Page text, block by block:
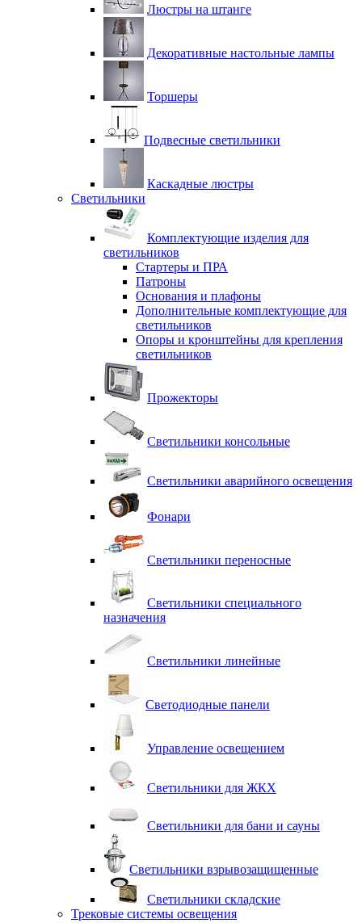
Люстры на штанге
Декоративные настольные лампы
Торшеры
Подвесные светильники
Каскадные люстры
Светильники
Комплектующие изделия для
светильников
Стартеры и ПРА
Патроны
Основания и плафоны
Дополнительные комплектующие для
светильников
Опоры и кронштейны для крепления
светильников
Прожекторы
Светильники консольные
Светильники аварийного освещения
Фонари
Светильники переносные
Светильники специального
назначения
Светильники линейные
Светодиодные панели
Управление освещением
Светильники для ЖКХ
Светильники для бани и сауны
Светильники взрывозащищенные
Светильники складские
Трековые системы освещения